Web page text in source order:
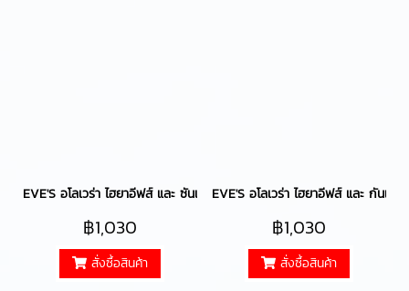
EVE'S อโลเวร่า ไฮยาอีฟส์ และ ซันเจลอีฟส์ บำรุงผิวหน้าให้ความชุ่มชื้นสำ
฿1,030
สั่งซื้อสินค้า
EVE'S อโลเวร่า ไฮยาอีฟส์ และ กัน
฿1,030
สั่งซื้อสินค้า